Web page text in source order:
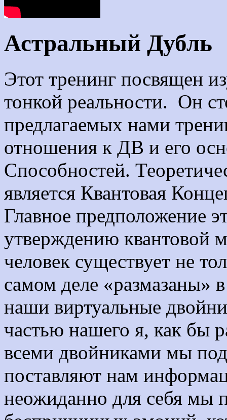
Астральный Дубль
Этот тренинг посвящен
тонкой реальности. Он
предлагаемых нами
отношения к ДВ и его
Способностей.
является Квантовая
Главное предположение
утверждению квантовой
человек существует не
самом деле «размазаны»
наши виртуальные
частью нашего я, как бы
всеми двойниками мы
поставляют нам
неожиданно для себя мы